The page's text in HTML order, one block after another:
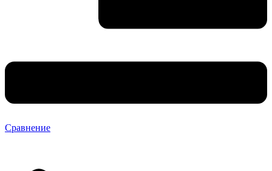
Сравнение